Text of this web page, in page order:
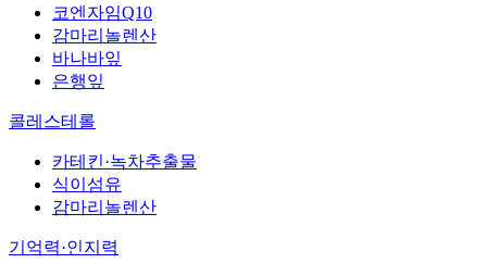
코엔자임Q10
감마리놀렌산
바나바잎
은행잎
콜레스테롤
카테킨·녹차추출물
식이섬유
감마리놀렌산
기억력·인지력